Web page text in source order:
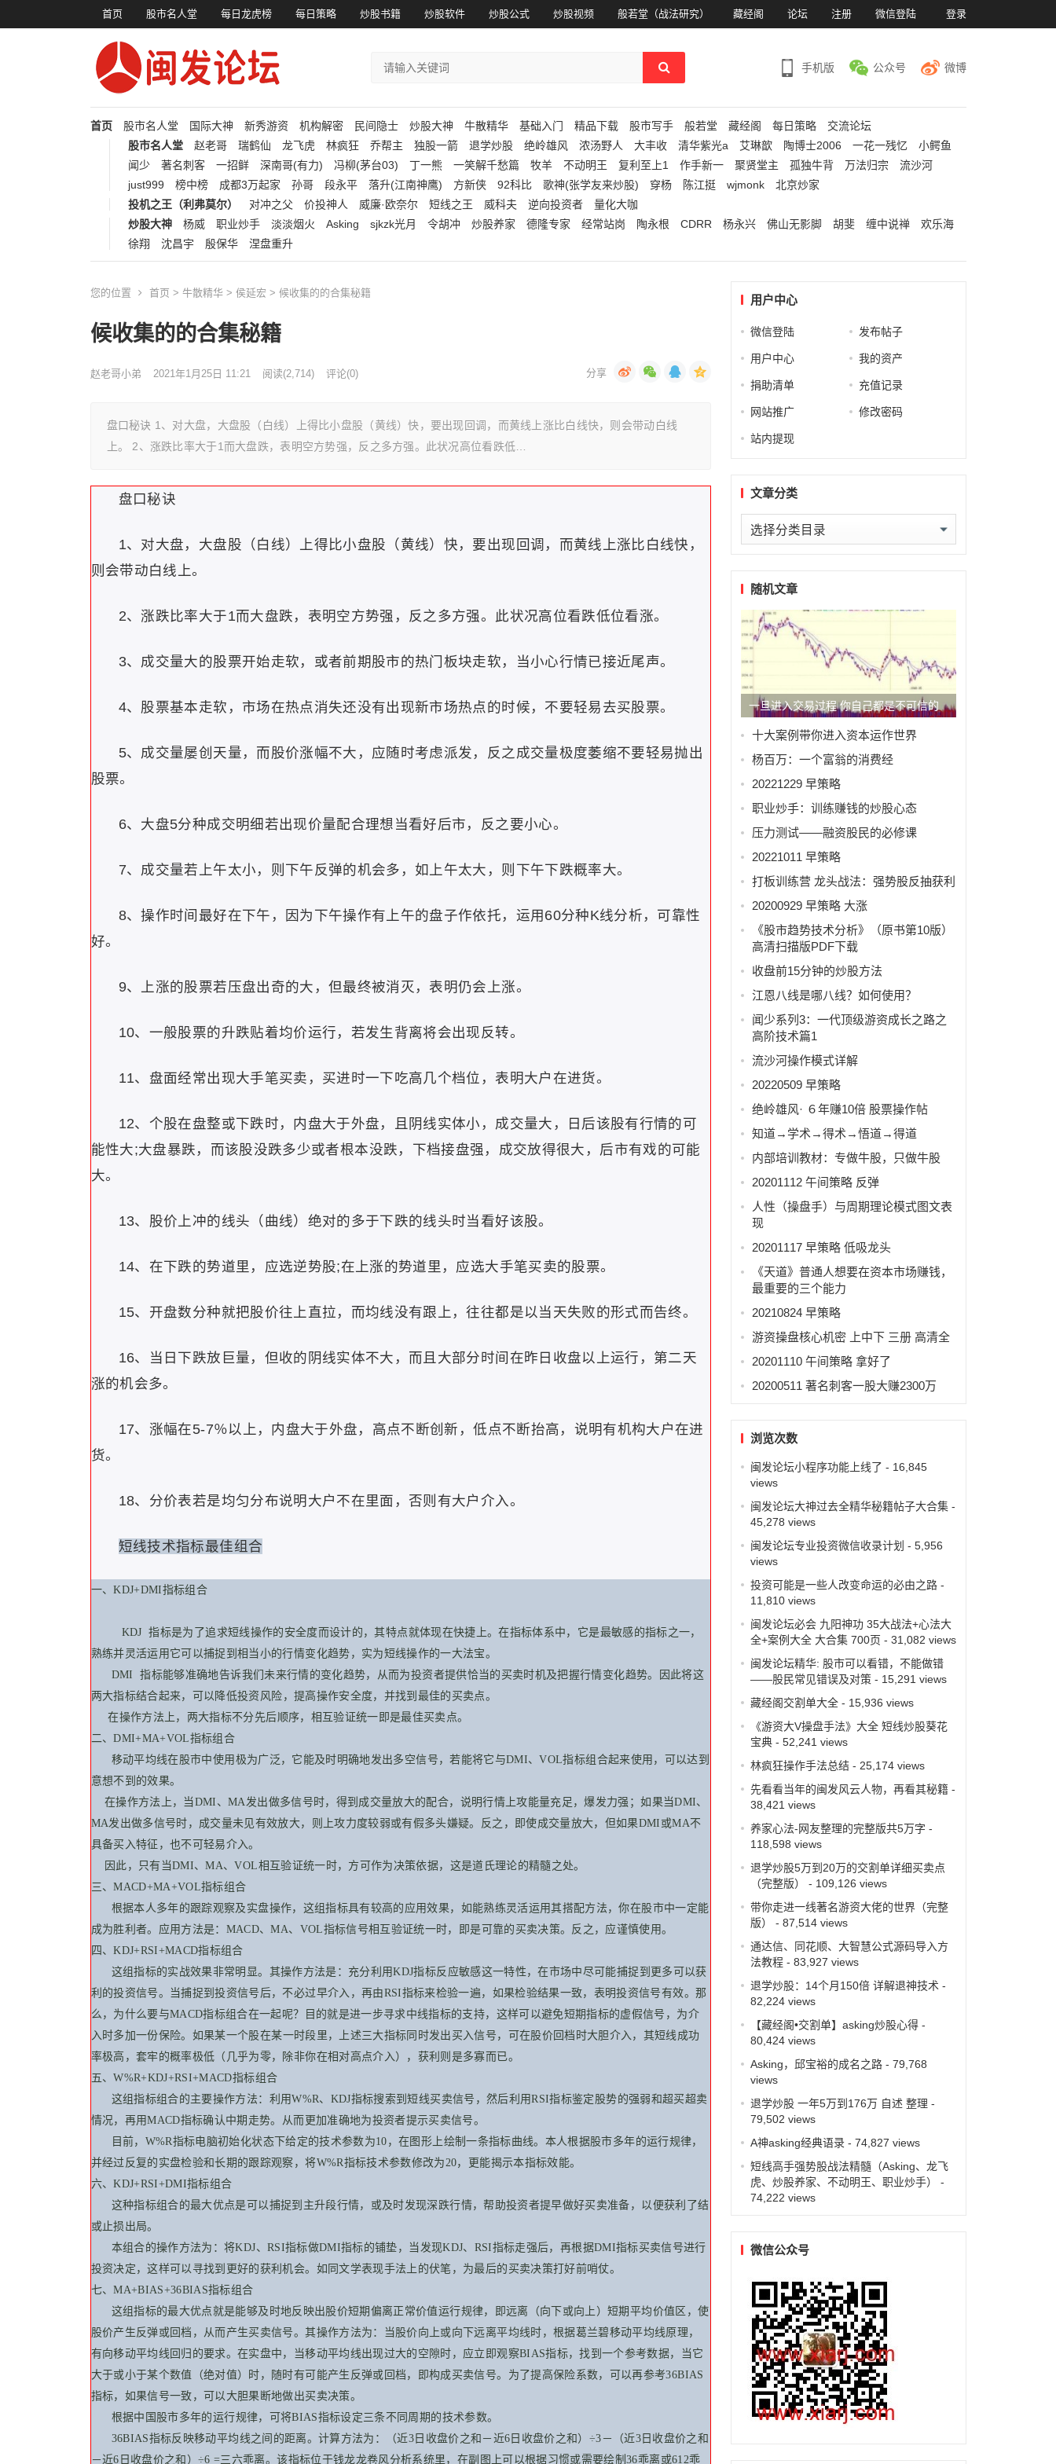
首页 股市名人堂 每日龙虎榜 每日策略 炒股书籍 炒股软件 炒股公式 炒股视频 般若堂（战法研究） 藏经阁 论坛 注册 微信登陆 登录
手机版 公众号 微博
首页 股市名人堂 国际大神 新秀游资 机构解密 民间隐士 炒股大神 牛散精华 基础入门 精品下载 股市写手 般若堂 藏经阁 每日策略
交流论坛
股市名人堂
赵老哥 瑞鹤仙 龙飞虎 林疯狂 乔帮主 独股一箭 退学炒股 绝岭雄风 浓汤野人 大丰收 清华紫光a 艾琳歆 陶博士2006 一花一残忆
小鳄鱼
闻少
著名刺客 一招鲜 深南哥(有力) 冯柳(茅台03) 丁一熊 一笑解千愁篇 牧羊 不动明王 复利至上1 作手新一 聚贤堂主 孤独牛背 万法归宗
流沙河
just999
榜中榜 成都3万起家 孙哥 段永平 落升(江南神鹰) 方新侠 92科比 歌神(张学友来炒股) 穿杨 陈江挺 wjmonk
北京炒家
投机之王（利弗莫尔）
对冲之父 价投神人 威廉·欧奈尔 短线之王 威科夫 逆向投资者
量化大咖
炒股大神
杨威 职业炒手 淡淡烟火 Asking sjkzk光月 令胡冲 炒股养家 德隆专家 经常站岗 陶永根 CDRR 杨永兴 佛山无影脚 胡斐 缠中说禅
欢乐海
徐翔
沈昌宇 殷保华 涅盘重升
您的位置 首页 > 牛散精华> 侯延宏 > 候收集的的合集秘籍
候收集的的合集秘籍
赵老哥小弟 2021年1月25日 11:21 阅读(2,714) 评论(0)
盘口秘诀 1、对大盘，大盘股（白线）上得比小盘股（黄线）快，要出现回调，而黄线上涨比白线快，则会带动白线
上。 2、涨跌比率大于1而大盘跌，表明空方势强，反之多方强。此状况高位看跌低…
盘口秘诀
1、对大盘，大盘股（白线）上得比小盘股（黄线）快，要出现回调，而黄线上涨比白线快，
则会带动白线上。
2、涨跌比率大于1而大盘跌，表明空方势强，反之多方强。此状况高位看跌低位看涨。
3、成交量大的股票开始走软，或者前期股市的热门板块走软，当小心行情已接近尾声。
4、股票基本走软，市场在热点消失还没有出现新市场热点的时候，不要轻易去买股票。
5、成交量屡创天量，而股价涨幅不大，应随时考虑派发，反之成交量极度萎缩不要轻易抛出
股票。
6、大盘5分种成交明细若出现价量配合理想当看好后市，反之要小心。
7、成交量若上午太小，则下午反弹的机会多，如上午太大，则下午下跌概率大。
8、操作时间最好在下午，因为下午操作有上午的盘子作依托，运用60分种K线分析，可靠性
好。
9、上涨的股票若压盘出奇的大，但最终被消灭，表明仍会上涨。
10、一般股票的升跌贴着均价运行，若发生背离将会出现反转。
11、盘面经常出现大手笔买卖，买进时一下吃高几个档位，表明大户在进货。
12、个股在盘整或下跌时，内盘大于外盘，且阴线实体小，成交量大，日后该股有行情的可
能性大;大盘暴跌，而该股没跌多少或者根本没跌，下档接盘强，成交放得很大，后市有戏的可能
大。
13、股价上冲的线头（曲线）绝对的多于下跌的线头时当看好该股。
14、在下跌的势道里，应选逆势股;在上涨的势道里，应选大手笔买卖的股票。
15、开盘数分种就把股价往上直拉，而均线没有跟上，往往都是以当天失败的形式而告终。
16、当日下跌放巨量，但收的阴线实体不大，而且大部分时间在昨日收盘以上运行，第二天
涨的机会多。
17、涨幅在5-7％以上，内盘大于外盘，高点不断创新，低点不断抬高，说明有机构大户在进
货。
18、分价表若是均匀分布说明大户不在里面，否则有大户介入。
短线技术指标最佳组合
一、KDJ+DMI指标组合
KDJ 指标是为了追求短线操作的安全度而设计的，其特点就体现在快捷上。在指标体系中，它是最敏感的指标之一，
熟练并灵活运用它可以捕捉到相当小的行情变化趋势，实为短线操作的一大法宝。
DMI 指标能够准确地告诉我们未来行情的变化趋势，从而为投资者提供恰当的买卖时机及把握行情变化趋势。因此将这
两大指标结合起来，可以降低投资 风险，提高操作安全度，并找到最佳的买卖点。
在操作方法上，两大指标不分先后顺序，相互验证统一即是最佳买卖点。
二、DMI+MA+VOL指标组合
移动平均线在 股市中使用极为广泛，它能及时明确地发出多空信号，若能将它与DMI、VOL指标组合起来使用，可以达到
意想不到的效果。
在操作方法上，当DMI、MA发出做多信号时，得到成交量放大的配合，说明行情上攻能量充足，爆发力强；如果当DMI、
MA发出做多信号时，成交量未见有效放大，则上攻力度较弱或有假多头嫌疑。反之，即使成交量放大，但如果DMI或MA不
具备买入特征，也不可轻易介入。
因此，只有当DMI、MA、VOL相互验证统一时，方可作为决策依据，这是道氏理论的精髓之处。
三、MACD+MA+VOL指标组合
根据本人多年的跟踪观察及 实盘操作，这组指标具有较高的应用效果，如能熟练灵活运用其搭配方法，你在股市中一定能
成为胜利者。应用方法是：MACD、MA、VOL指标信号相互验证统一时，即是可靠的买卖决策。反之，应谨慎使用。
四、KDJ+RSI+MACD指标组合
这组指标的实战效果非常明显。其操作方法是：充分利用KDJ指标反应敏感这一特性，在市场中尽可能捕捉到更多可以获
利的投资信号。当捕捉到投资信号后，不必过早介入，再由RSI指标来检验一遍，如果检验结果一致，表明投资信号有效。那
么，为什么要与MACD指标组合在一起呢？目的就是进一步寻求中线指标的支持，这样可以避免短期指标的虚假信号，为介
入时多加一份保险。如果某一个股在某一时段里，上述三大指标同时发出买入信号，可在股价回档时大胆介入，其短线成功
率极高，套牢的概率极低（几乎为零，除非你在相对高点介入），获利则是多寡而已。
五、W%R+KDJ+RSI+MACD指标组合
这组指标组合的主要操作方法：利用W%R、KDJ指标搜索到短线买卖信号，然后利用RSI指标鉴定股势的强弱和超买超卖
情况，再用MACD指标确认中期走势。从而更加准确地为投资者提示买卖信号。
目前，W%R指标电脑初始化状态下给定的技术参数为10，在图形上绘制一条指标曲线。本人根据股市多年的运行规律，
并经过反复的实盘检验和长期的跟踪观察，将W%R指标技术参数修改为20，更能揭示本指标效能。
六、KDJ+RSI+DMI指标组合
这种指标组合的最大优点是可以捕捉到主升段行情，或及时发现深跌行情，帮助投资者提早做好买卖准备，以便获利了结
或止损出局。
本组合的操作方法为：将KDJ、RSI指标做DMI指标的铺垫，当发现KDJ、RSI指标走强后，再根据DMI指标买卖信号进行
投资决定，这样可以寻找到更好的获利机会。如同文学表现手法上的伏笔，为最后的买卖决策打好前哨仗。
七、MA+BIAS+36BIAS指标组合
这组指标的最大优点就是能够及时地反映出股价短期偏离正常价值运行规律，即远离（向下或向上）短期平均价值 区，使
股价产生反弹或回档，从而产生买卖信号。其操作方法为：当股价向上或向下远离平均线时，根据葛兰碧移动平均线原理，
有向移动平均线回归的要求。在实盘中，当移动平均线出现过大的空隙时，应立即观察BIAS指标，找到一个参考数据，当它
大于或小于某个数值（绝对值）时，随时有可能产生反弹或回档，即构成买卖信号。为了提高保险系数，可以再参考36BIAS
指标，如果信号一致，可以大胆果断地做出买卖决策。
根据中国 股市多年的运行规律，可将BIAS指标设定三条不同周期的技术参数。
36BIAS指标反映移动平均线之间的距离。计算方法为：（近3日收盘价之和－近6日收盘价之和）÷3－（近3日收盘价之和
－近6日收盘价之和）÷6 =三六乖离。该指标位于钱龙龙卷风分析系统里，在副图上可以根据习惯或需要绘制36乖离或612乖
用户中心
微信登陆 发布帖子
用户中心 我的资产
捐助清单 充值记录
网站推广 修改密码
站内提现
文章分类
文
章
类随机文章
一旦进入交易过程 你自己都是不可信的
十大案例带你进入资本运作世界
杨百万：一个富翁的消费经
20221229 早策略
职业炒手：训练赚钱的炒股心态
压力测试——融资股民的必修课
20221011 早策略
打板训练营 龙头战法：强势股反抽获利
20200929 早策略 大涨
《股市趋势技术分析》（原书第10版）
高清扫描版PDF下载
收盘前15分钟的炒股方法
江恩八线是哪八线？如何使用？
闻少系列3：一代顶级游资成长之路之
高阶技术篇1
流沙河操作模式详解
20220509 早策略
绝岭雄风· ６年赚10倍 股票操作帖
知道→学术→得术→悟道→得道
内部培训教材：专做牛股，只做牛股
20201112 午间策略 反弹
人性（操盘手）与周期理论模式图文表
现
20201117 早策略 低吸龙头
《天道》普通人想要在资本市场赚钱，
最重要的三个能力
20210824 早策略
游资操盘核心机密 上中下 三册 高清全
20201110 午间策略 拿好了
20200511 著名刺客一股大赚2300万
浏览次数
闽发论坛小程序功能上线了 - 16,845
views
闽发论坛大神过去全精华秘籍帖子大合集-
45,278 views
闽发论坛专业投资微信收录计划 - 5,956
views
投资可能是一些人改变命运的必由之路-
11,810 views
闽发论坛必会 九阳神功 35大战法+心法大
全+案例大全 大合集 700页 - 31,082 views
闽发论坛精华: 股市可以看错，不能做错
——股民常见错误及对策- 15,291 views
藏经阁交割单大全- 15,936 views
《游资大V操盘手法》大全 短线炒股葵花
宝典- 52,241 views
林疯狂操作手法总结- 25,174 views
先看看当年的闽发风云人物，再看其秘籍-
38,421 views
养家心法-网友整理的完整版共5万字 -
118,598 views
退学炒股5万到20万的交割单详细买卖点
（完整版）
- 109,126 views
带你走进一线著名游资大佬的世界（完整
版）
- 87,514 views
通达信、同花顺、大智慧公式源码导入方
法教程- 83,927 views
退学炒股：14个月150倍 详解退神技术 -
82,224 views
【藏经阁•交割单】asking炒股心得-
80,424 views
Asking，邱宝裕的成名之路- 79,768
views
退学炒股 一年5万到176万 自述 整理 -
79,502 views
A神asking经典语录- 74,827 views
短线高手强势股战法精髓（Asking、龙飞
虎、炒股养家、不动明王、职业炒手）
-
74,222 views
微信公众号